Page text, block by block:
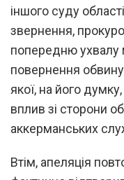
іншого суду
звернення,
попередню ухвалу
повернення
якої, на його
вплив зі сторони
аккерманських
Втім, апеляція